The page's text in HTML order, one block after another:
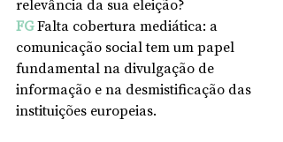
relevância da sua eleição?
FGFalta cobertura mediática: a
comunicação social tem um papel
fundamental na divulgação de
informação e na desmistificação das
instituições europeias.